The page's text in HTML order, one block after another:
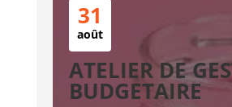
31
août
ATELIER DE
BUDGETAIRE